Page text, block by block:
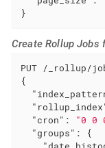
}
Create Rollup Jobs
PUT /_rollup/
{
"cron" : "0 0
"groups" : {